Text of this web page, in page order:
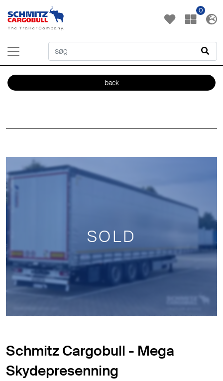
0
back
SOLD
Schmitz Cargobull - Mega
Skydepresenning